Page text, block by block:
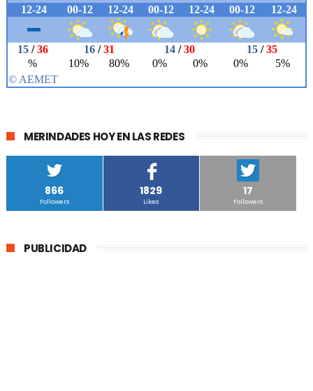
MERINDADES HOY EN LAS REDES
866
Followers
1829
Likes
17
Followers
PUBLICIDAD